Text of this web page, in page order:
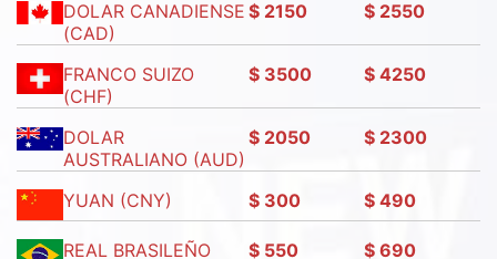
DOLAR CANADIENSE
(CAD)
$ 2150 $ 2550
FRANCO SUIZO
(CHF)
$ 3500 $ 4250
DOLAR
AUSTRALIANO (AUD)
$ 2050 $ 2300
YUAN (CNY) $ 300 $ 490
REAL BRASILEÑO
$ 550 $ 690